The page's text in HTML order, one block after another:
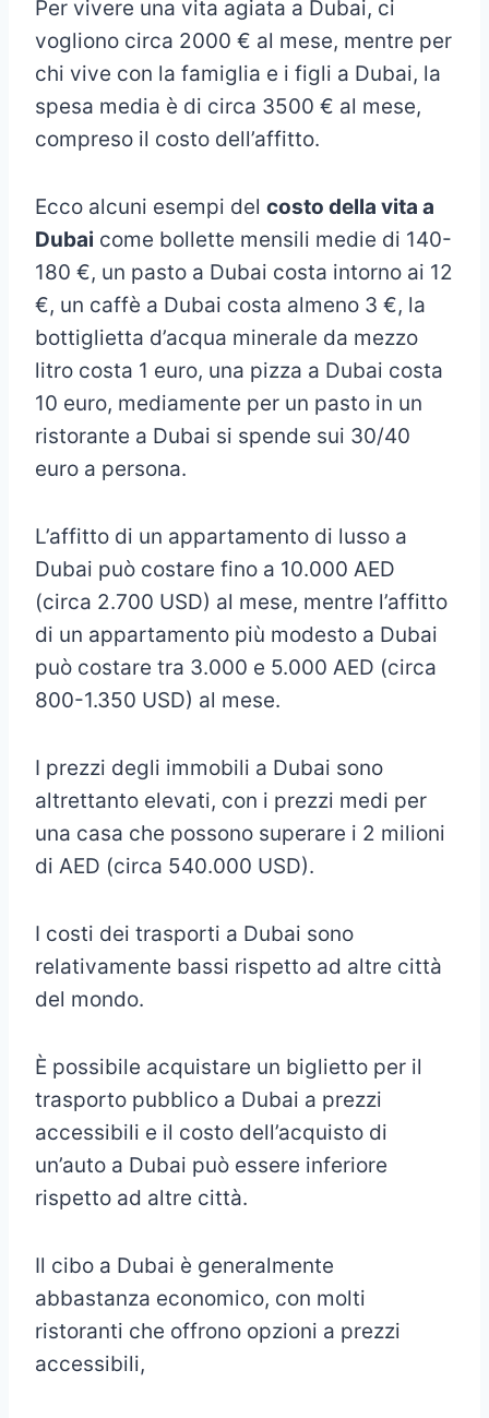
Per vivere una vita agiata a Dubai, ci
vogliono circa 2000 € al mese, mentre per
chi vive con la famiglia e i figli a Dubai, la
spesa media è di circa 3500 € al mese,
compreso il costo dell’affitto.
Ecco alcuni esempi del costo della vita a
Dubai come bollette mensili medie di 140-
180 €, un pasto a Dubai costa intorno ai 12
€, un caffè a Dubai costa almeno 3 €, la
bottiglietta d’acqua minerale da mezzo
litro costa 1 euro, una pizza a Dubai costa
10 euro, mediamente per un pasto in un
ristorante a Dubai si spende sui 30/40
euro a persona.
L’affitto di un appartamento di lusso a
Dubai può costare fino a 10.000 AED
(circa 2.700 USD) al mese, mentre l’affitto
di un appartamento più modesto a Dubai
può costare tra 3.000 e 5.000 AED (circa
800-1.350 USD) al mese.
I prezzi degli immobili a Dubai sono
altrettanto elevati, con i prezzi medi per
una casa che possono superare i 2 milioni
di AED (circa 540.000 USD).
I costi dei trasporti a Dubai sono
relativamente bassi rispetto ad altre città
del mondo.
È possibile acquistare un biglietto per il
trasporto pubblico a Dubai a prezzi
accessibili e il costo dell’acquisto di
un’auto a Dubai può essere inferiore
rispetto ad altre città.
Il cibo a Dubai è generalmente
abbastanza economico, con molti
ristoranti che offrono opzioni a prezzi
accessibili,